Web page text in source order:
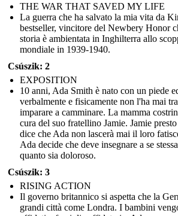
THE WAR THAT SAVED MY LIFE
La guerra che ha salvato la mia vita da
bestseller, vincitore del Newbery Honor
storia è ambientata in Inghilterra allo
mondiale in 1939-1940.
Csúszik: 2
EXPOSITION
10 anni, Ada Smith è nato con un piede
verbalmente e fisicamente non l'ha mai
imparare a camminare. La mamma
cura del suo fratellino Jamie. Jamie
dice che Ada non lascerà mai il loro
Ada decide che deve insegnare a se
quanto sia doloroso.
Csúszik: 3
RISING ACTION
Il governo britannico si aspetta che la
grandi città come Londra. I bambini